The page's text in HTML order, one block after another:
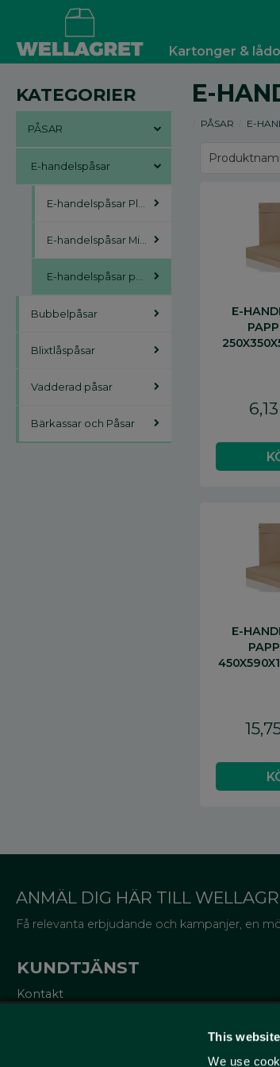
This
We use
Kartonger &
E-
PÅSAR E-
E-
6,13
E-
KATEGORIER
PÅSAR
E-handelspåsar
E-handelspåsar Plast
E-handelspåsar Miljö
E-handelspåsar papper
Bubbelpåsar
Blixtlåspåsar
Vadderad påsar
Bärkassar och Påsar
ANMÄL DIG HÄR TILL
Få relevanta erbjudande och kampanjer, en
KUNDTJÄNST
Kontakt